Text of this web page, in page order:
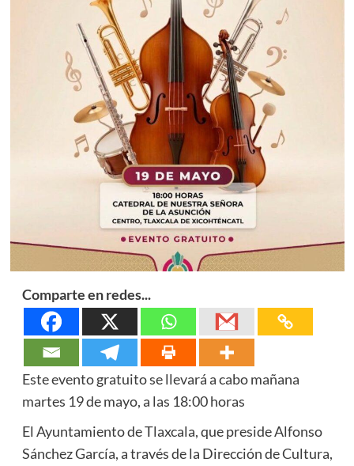
Comparte en redes...
Este evento gratuito se llevará a cabo mañana
martes 19 de mayo, a las 18:00 horas
El Ayuntamiento de Tlaxcala, que preside Alfonso
Sánchez García, a través de la Dirección de Cultura,